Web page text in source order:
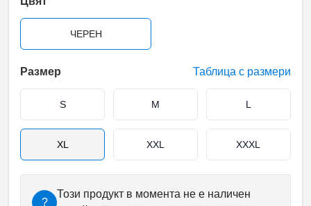
ЧЕРЕН
Размер Таблица с размери
S M L
XL XXL XXXL
?
Този продукт в момента не е наличен